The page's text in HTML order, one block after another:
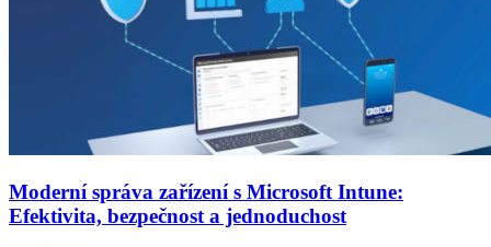
Moderní správa zařízení s Microsoft Intune:
Efektivita, bezpečnost a jednoduchost